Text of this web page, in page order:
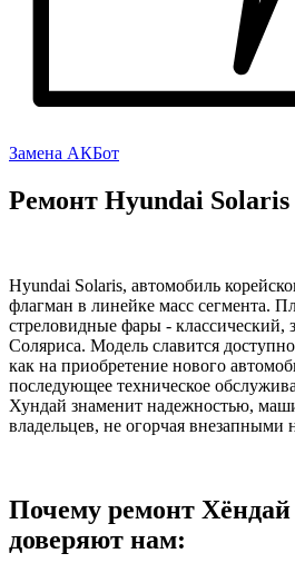
Замена АКБот
Ремонт Hyundai
Hyundai Solaris, автомобиль
флагман в линейке масс сегмента.
стреловидные фары -
Соляриса. Модель славится
как на приобретение нового
последующее техническое
Хундай знаменит надежностью,
владельцев, не огорчая внезапными
Почему ремонт
доверяют нам: